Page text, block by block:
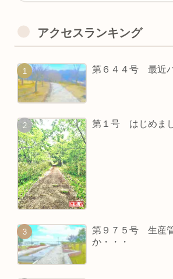
アクセスランキング
第６４４号 最近
第１号 はじめま
第９７５号 生産
か・・・